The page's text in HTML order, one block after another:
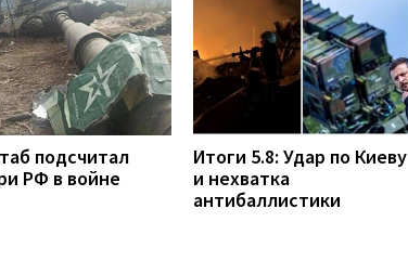
подсчитал
РФ в войне
Итоги 5.8: Удар по Киеву
и нехватка
антибаллистики